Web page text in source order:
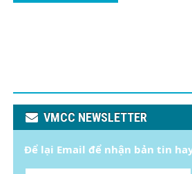
VMCC NEWSLETTER
Để lại Email để nhận bản tin